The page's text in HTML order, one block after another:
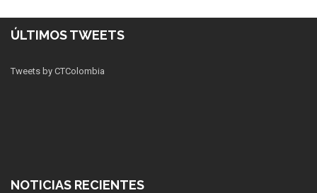
ÚLTIMOS TWEETS
Tweets by CTColombia
NOTICIAS RECIENTES